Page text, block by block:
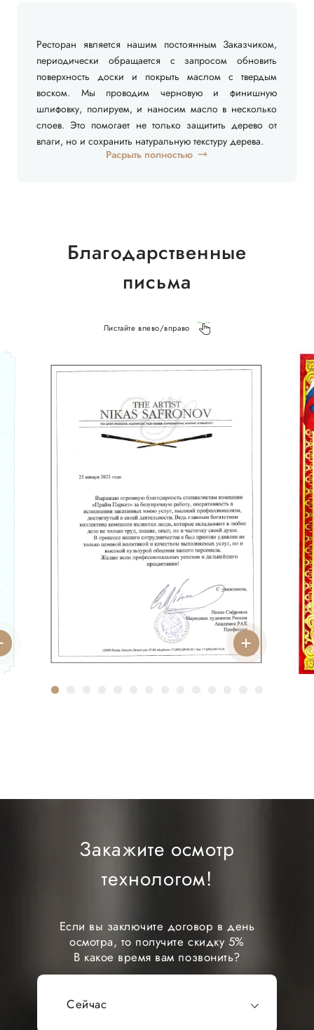
Ресторан является нашим постоянным Заказчиком,
периодически обращается с запросом обновить
поверхность доски и покрыть маслом с твердым
воском. Мы проводим черновую и финишную
шлифовку, полируем, и наносим масло в несколько
слоев. Это помогает не только защитить дерево от
влаги, но и сохранить натуральную текстуру дерева.
Расрыть полностью
Благодарственные
письма
Листайте влево/вправо
Закажите осмотр
технологом!
Если вы заключите договор в день
осмотра, то получите скидку 5%
В какое время вам позвонить?
Сейчас